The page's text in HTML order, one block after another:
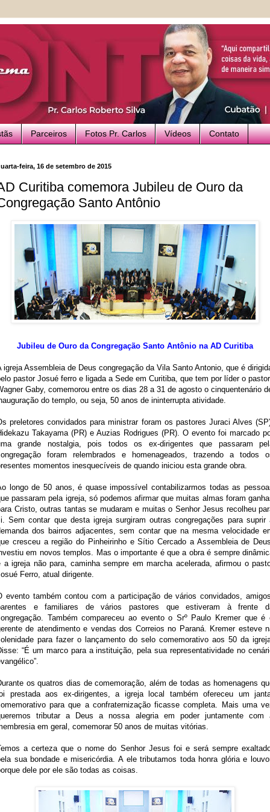
Parceiros Fotos Pr. Carlos Vídeos Contato
feira, 16 de setembro de 2015
Curitiba comemora Jubileu de Ouro da
Santo Antônio
Jubileu de Ouro da Congregação Santo Antônio na AD Curitiba
igreja Assembleia de Deus congregação da Vila Santo Antonio, que é
pastor Josué ferro e ligada a Sede em Curitiba, que tem por líder o pastor
Gaby, comemorou entre os dias 28 a 31 de agosto o cinquentenário
do templo, ou seja, 50 anos de ininterrupta atividade.
preletores convidados para ministrar foram os pastores Juraci Alves
Takayama (PR) e Auzias Rodrigues (PR). O evento foi marcado
grande nostalgia, pois todos os ex-dirigentes que passaram
foram relembrados e homenageados, trazendo a todos
momentos inesquecíveis de quando iniciou esta grande obra.
longo de 50 anos, é quase impossível contabilizarmos todas as
passaram pela igreja, só podemos afirmar que muitas almas foram
Cristo, outras tantas se mudaram e muitas o Senhor Jesus recolheu
Sem contar que desta igreja surgiram outras congregações para suprir
dos bairros adjacentes, sem contar que na mesma velocidade
cresceu a região do Pinheirinho e Sítio Cercado a Assembleia de
em novos templos. Mas o importante é que a obra é sempre
a igreja não para, caminha sempre em marcha acelerada, afirmou o
Ferro, atual dirigente.
evento também contou com a participação de vários convidados,
e familiares de vários pastores que estiveram à frente
Também compareceu ao evento o Srº Paulo Kremer que é
de atendimento e vendas dos Correios no Paraná. Kremer esteve
para fazer o lançamento do selo comemorativo aos 50 da
“É um marco para a instituição, pela sua representatividade no
os quatros dias de comemoração, além de todas as homenagens
prestada aos ex-dirigentes, a igreja local também ofereceu um
para que a confraternização ficasse completa. Mais uma
tributar a Deus a nossa alegria em poder juntamente com
em geral, comemorar 50 anos de muitas vitórias.
a certeza que o nome do Senhor Jesus foi e será sempre
sua bondade e misericórdia. A ele tributamos toda honra glória e
dele por ele são todas as coisas.